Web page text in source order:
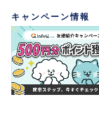
キャンペーン情報